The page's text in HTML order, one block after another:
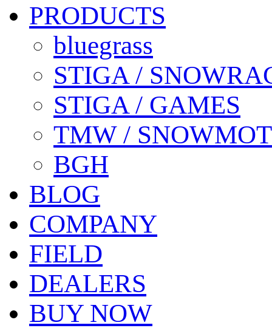
PRODUCTS
bluegrass
STIGA /
STIGA / GAMES
TMW /
BGH
BLOG
COMPANY
FIELD
DEALERS
BUY NOW